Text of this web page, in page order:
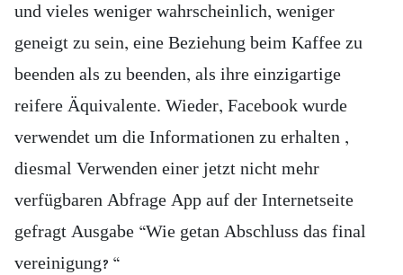
und vieles weniger wahrscheinlich, weniger
geneigt zu sein, eine Beziehung beim Kaffee zu
beenden als zu beenden, als ihre einzigartige
reifere Äquivalente. Wieder, Facebook wurde
verwendet um die Informationen zu erhalten ,
diesmal Verwenden einer jetzt nicht mehr
verfügbaren Abfrage App auf der Internetseite
gefragt Ausgabe “Wie getan Abschluss das final
vereinigung? “